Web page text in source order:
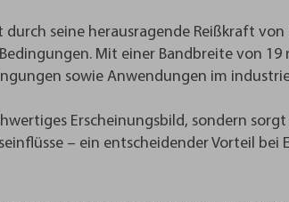
seine herausragende Reißkraft
Mit einer Bandbreite von
sowie Anwendungen im
Erscheinungsbild, sondern
– ein entscheidender Vorteil